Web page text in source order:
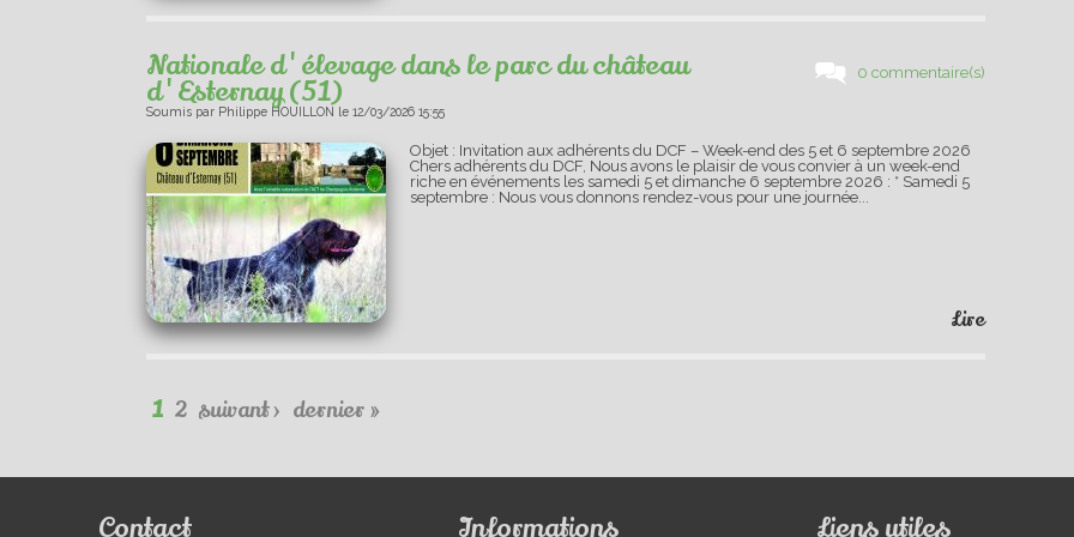
0 commentaire(s)
Nationale d'élevage dans le parc du château
d'Esternay (51)
Soumis par Philippe HOUILLON le 12/03/2026 15:55
Objet : Invitation aux adhérents du DCF – Week-end des 5 et 6 septembre 2026
Chers adhérents du DCF, Nous avons le plaisir de vous convier à un week-end
riche en événements les samedi 5 et dimanche 6 septembre 2026 : * Samedi 5
septembre : Nous vous donnons rendez-vous pour une journée...
Lire
Pages
1 2 suivant › dernier »
Contact Informations Liens utiles